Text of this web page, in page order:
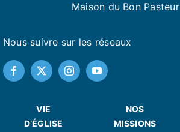
Nous suivre sur les réseaux
Maison du Bon Pasteur
VIE
D’ÉGLISE
NOS
MISSIONS